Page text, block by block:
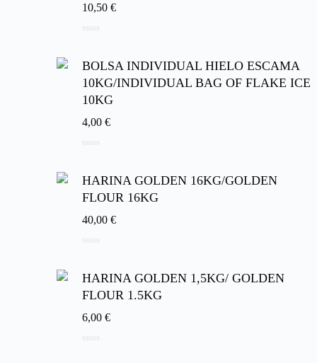
10,50 €
e
BOLSA INDIVIDUAL HIELO ESCAMA
10KG/INDIVIDUAL BAG OF FLAKE ICE
10KG
4,00 €
e
HARINA GOLDEN 16KG/GOLDEN
FLOUR 16KG
40,00 €
e
HARINA GOLDEN 1,5KG/ GOLDEN
FLOUR 1.5KG
6,00 €